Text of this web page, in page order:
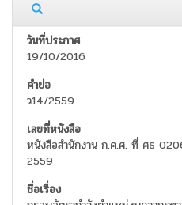
19/10/2016
ว14/2559
หนังสือสำนักงาน ก.ค.ศ. ที่ ศธ
2559